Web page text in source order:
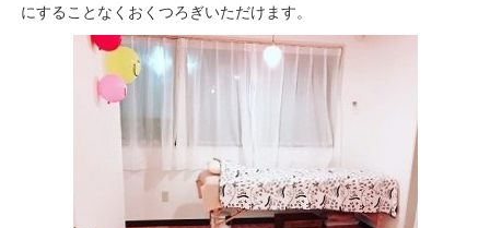
にすることなくおくつろぎいただけます。